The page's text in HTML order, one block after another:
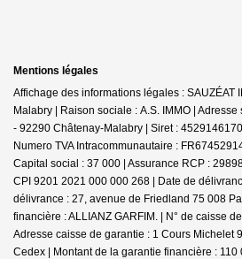
Mentions légales
Affichage des informations légales : SAUZÉAT
Malabry | Raison sociale : A.S. IMMO | Adresse
- 92290 Châtenay-Malabry | Siret :
Numero TVA Intracommunautaire :
Capital social : 37 000 | Assurance RCP :
CPI 9201 2021 000 000 268 | Date de
délivrance : 27, avenue de Friedland 75 008
financière : ALLIANZ GARFIM. | N° de caisse
Adresse caisse de garantie : 1 Cours Michelet
Cedex | Montant de la garantie financière : 110